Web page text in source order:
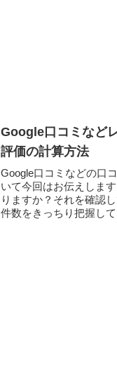
Google口コミなど
評価の計算方法
Google口コミなどの口
いて今回はお伝えしま
りますか？それを確認
件数をきっちり把握し